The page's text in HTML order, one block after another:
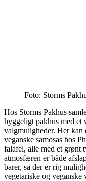
Foto: Storms
Hos Storms Pakhus
hyggeligt pakhus med et
valgmuligheder. Her kan
veganske samosas hos
falafel, alle med et grønt
atmosfæren er både
barer, så der er rig
vegetariske og veganske